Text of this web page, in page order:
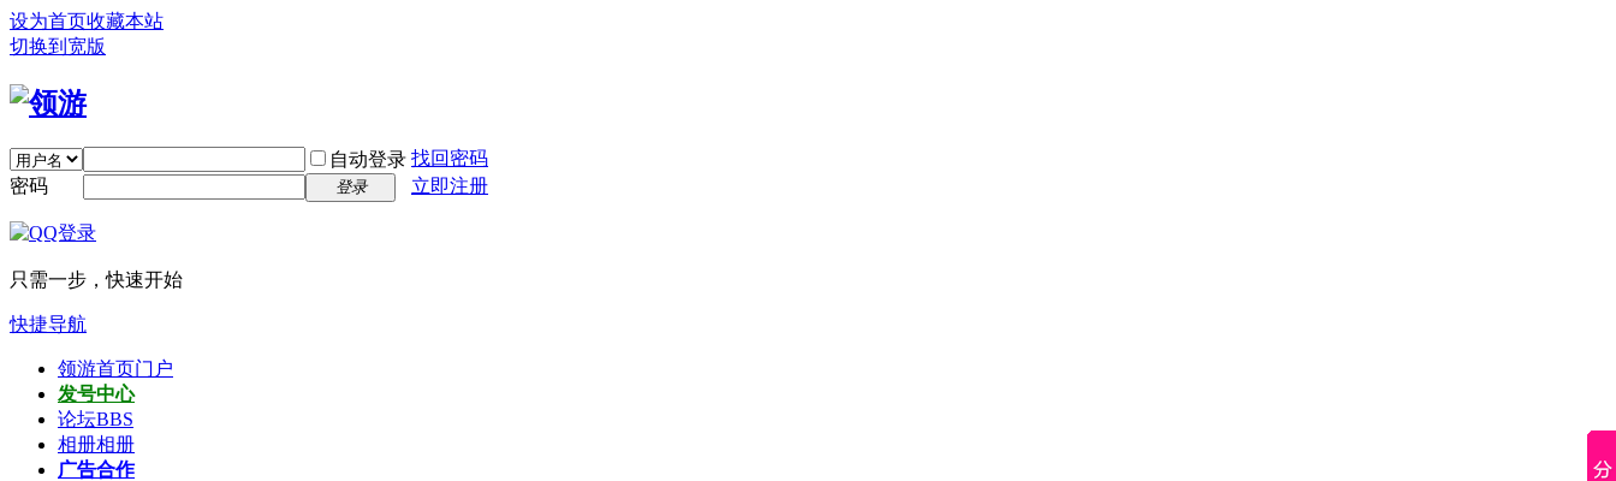
设为首页收藏本站
切换到宽版
自动登录 找回密码
密码
登录 立即注册
只需一步，快速开始
快捷导航
领游首页门户
发号中心
论坛BBS
相册相册
广告合作